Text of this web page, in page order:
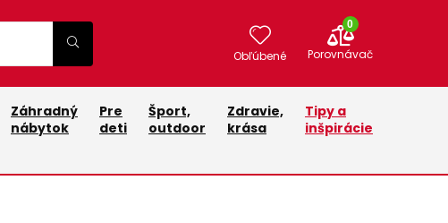
Obľúbené
0
Porovnávač
Záhradný
nábytok
Pre
deti
Šport,
outdoor
Zdravie,
krása
Tipy a
inšpirácie